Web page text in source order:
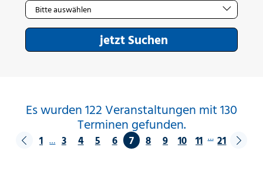
jetzt Suchen
Es wurden 122 Veranstaltungen mit 130
Terminen gefunden.
1 … 3 4 5 6 7 8 9 10 11 … 21